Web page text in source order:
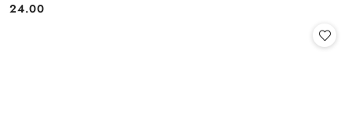
Cena:
24.00